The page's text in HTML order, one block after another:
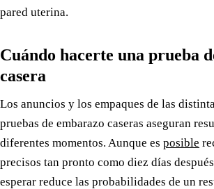
pared uterina.
Cuándo hacerte una prueba
casera
Los anuncios y los empaques de las
pruebas de embarazo caseras aseguran
diferentes momentos. Aunque es posible
precisos tan pronto como diez días
esperar reduce las probabilidades de un